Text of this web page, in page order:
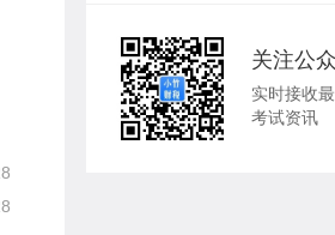
关注公
实时接收
考试资讯